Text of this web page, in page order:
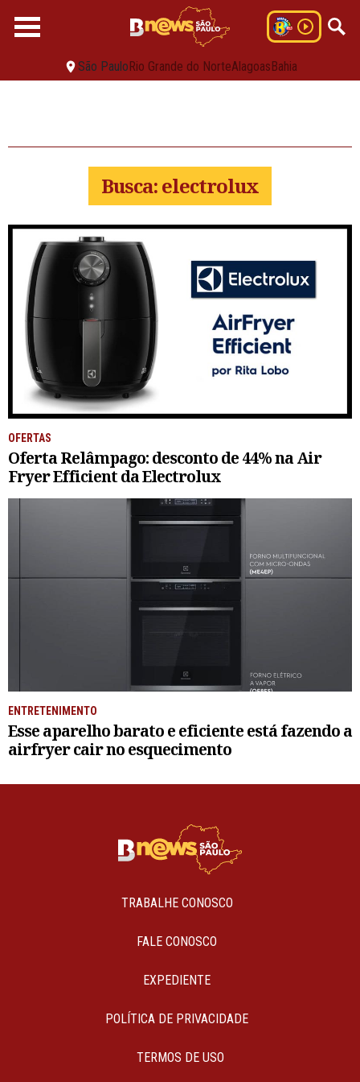
São PauloRio Grande do NorteAlagoasBahia
Busca: electrolux
OFERTAS
Oferta Relâmpago: desconto de 44% na Air
Fryer Efficient da Electrolux
ENTRETENIMENTO
Esse aparelho barato e eficiente está fazendo a
airfryer cair no esquecimento
TRABALHE CONOSCO
FALE CONOSCO
EXPEDIENTE
POLÍTICA DE PRIVACIDADE
TERMOS DE USO